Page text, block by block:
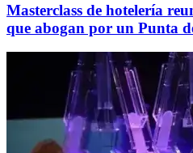
Masterclass de hotelería
que abogan por un Punta